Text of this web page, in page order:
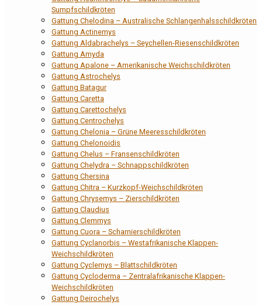
Sumpfschildkröten
Gattung Chelodina – Australische Schlangenhalsschildkröten
Gattung Actinemys
Gattung Aldabrachelys – Seychellen-Riesenschildkröten
Gattung Amyda
Gattung Apalone – Amerikanische Weichschildkröten
Gattung Astrochelys
Gattung Batagur
Gattung Caretta
Gattung Carettochelys
Gattung Centrochelys
Gattung Chelonia – Grüne Meeresschildkröten
Gattung Chelonoidis
Gattung Chelus – Fransenschildkröten
Gattung Chelydra – Schnappschildkröten
Gattung Chersina
Gattung Chitra – Kurzkopf-Weichschildkröten
Gattung Chrysemys – Zierschildkröten
Gattung Claudius
Gattung Clemmys
Gattung Cuora – Scharnierschildkröten
Gattung Cyclanorbis – Westafrikanische Klappen-
Weichschildkröten
Gattung Cyclemys – Blattschildkröten
Gattung Cycloderma – Zentralafrikanische Klappen-
Weichschildkröten
Gattung Deirochelys